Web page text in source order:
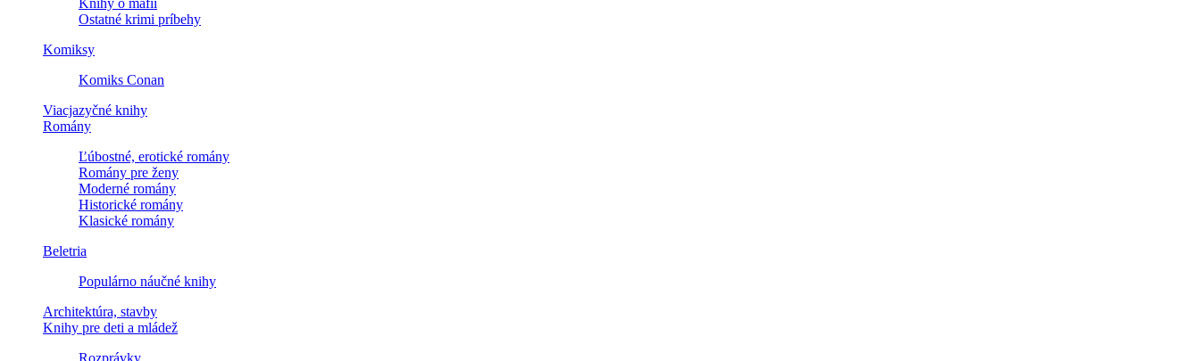
Knihy o mafii
Ostatné krimi príbehy
Komiksy
Komiks Conan
Viacjazyčné knihy
Romány
Ľúbostné, erotické romány
Romány pre ženy
Moderné romány
Historické romány
Klasické romány
Beletria
Populárno náučné knihy
Architektúra, stavby
Knihy pre deti a mládež
Rozprávky